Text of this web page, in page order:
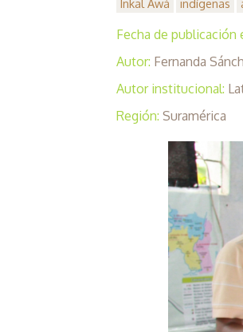
Inkal Awá indígenas
Fecha de publicación
Autor: Fernanda
Autor institucional:
Región: Suramérica